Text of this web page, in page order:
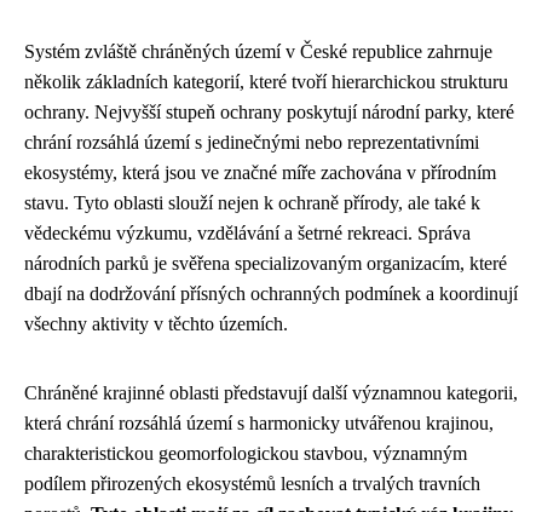
Systém zvláště chráněných území v České republice zahrnuje
několik základních kategorií, které tvoří hierarchickou strukturu
ochrany. Nejvyšší stupeň ochrany poskytují národní parky, které
chrání rozsáhlá území s jedinečnými nebo reprezentativními
ekosystémy, která jsou ve značné míře zachována v přírodním
stavu. Tyto oblasti slouží nejen k ochraně přírody, ale také k
vědeckému výzkumu, vzdělávání a šetrné rekreaci. Správa
národních parků je svěřena specializovaným organizacím, které
dbají na dodržování přísných ochranných podmínek a koordinují
všechny aktivity v těchto územích.
Chráněné krajinné oblasti představují další významnou kategorii,
která chrání rozsáhlá území s harmonicky utvářenou krajinou,
charakteristickou geomorfologickou stavbou, významným
podílem přirozených ekosystémů lesních a trvalých travních